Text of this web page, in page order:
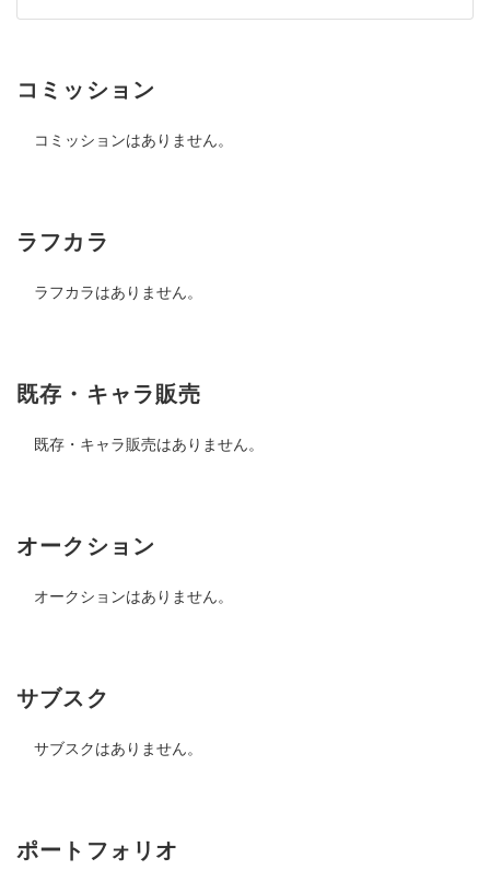
コミッション
コミッションはありません。
ラフカラ
ラフカラはありません。
既存・キャラ販売
既存・キャラ販売はありません。
オークション
オークションはありません。
サブスク
サブスクはありません。
ポートフォリオ